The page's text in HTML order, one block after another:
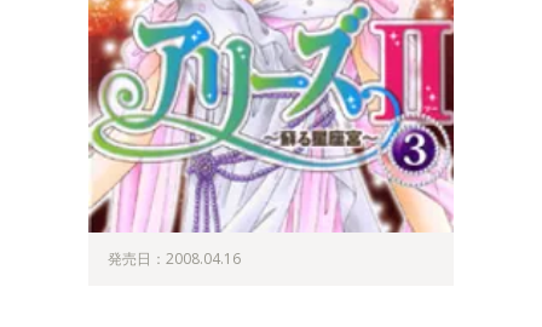
発売日：2008.04.16